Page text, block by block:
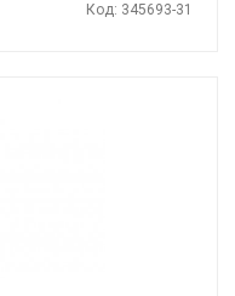
Код: 345693-31